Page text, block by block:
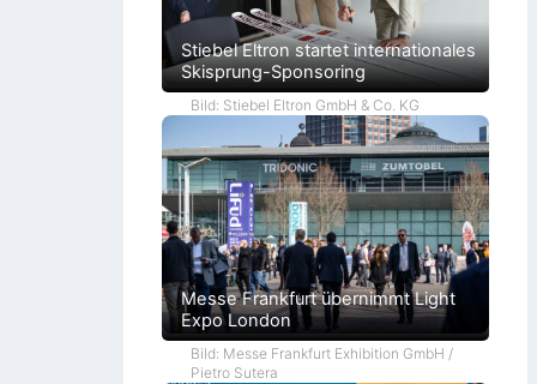
Stiebel Eltron startet internationales
Skisprung-Sponsoring
Bild: Stiebel Eltron GmbH & Co. KG
Messe Frankfurt übernimmt Light
Expo London
Bild: Messe Frankfurt Exhibition GmbH /
Pietro Sutera